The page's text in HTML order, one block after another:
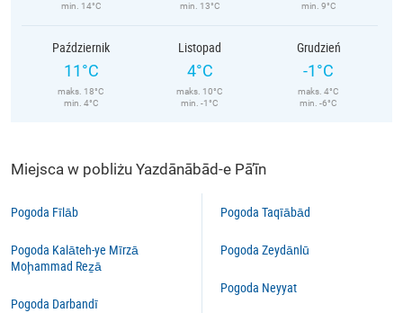
min. 14°C
min. 13°C
min. 9°C
Październik
11°C
maks. 18°C
min. 4°C
Listopad
4°C
maks. 10°C
min. -1°C
Grudzień
-1°C
maks. 4°C
min. -6°C
Miejsca w pobliżu Yazdānābād-e Pā’īn
Pogoda Fīlāb
Pogoda Kalāteh-ye Mīrzā
Moḩammad Reẕā
Pogoda Darbandī
Pogoda Taqīābād
Pogoda Zeydānlū
Pogoda Neyyat